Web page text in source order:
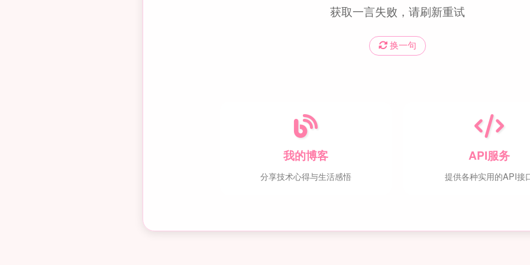
获取一言失败，请刷新重试
换一句
我的博客
分享技术心得与生活感悟
API服务
提供各种实用的API接